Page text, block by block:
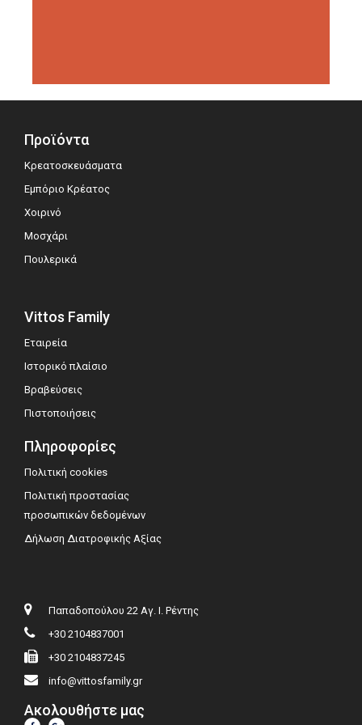
Προϊόντα
Κρεατοσκευάσματα
Εμπόριο Κρέατος
Χοιρινό
Μοσχάρι
Πουλερικά
Vittos Family
Εταιρεία
Ιστορικό πλαίσιο
Βραβεύσεις
Πιστοποιήσεις
Πληροφορίες
Πολιτική cookies
Πολιτική προστασίας
προσωπικών δεδομένων
Δήλωση Διατροφικής Αξίας
Παπαδοπούλου 22 Αγ. Ι. Ρέντης
+30 2104837001
+30 2104837245
info@vittosfamily.gr
Ακολουθήστε μας